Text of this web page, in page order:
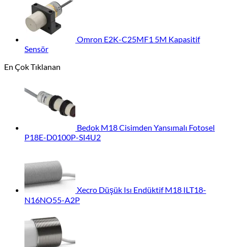
Omron E2K-C25MF1 5M Kapasitif
Sensör
En Çok Tıklanan
Bedok M18 Cisimden Yansımalı Fotosel
P18E-D0100P-SI4U2
Xecro Düşük Isı Endüktif M18 ILT18-
N16NO55-A2P